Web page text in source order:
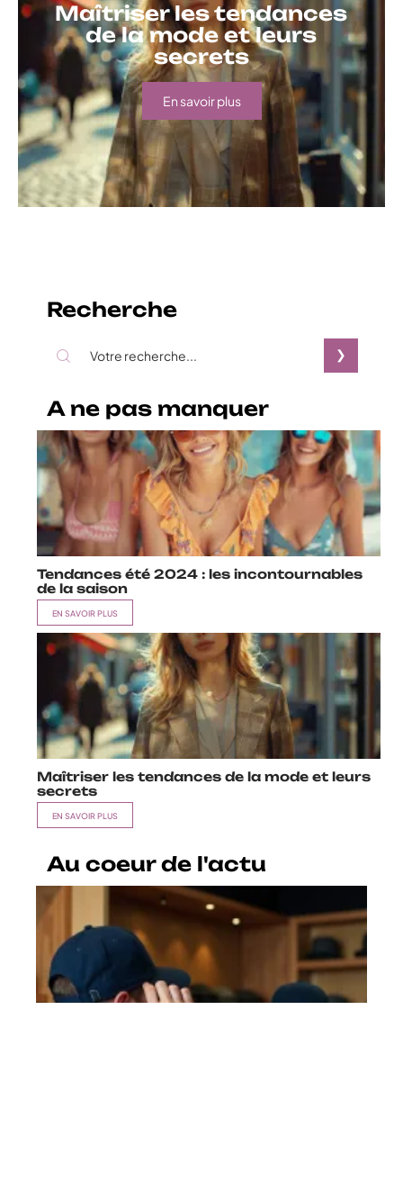
Maîtriser les tendances
de la mode et leurs
secrets
En savoir plus
Recherche
A ne pas manquer
Tendances été 2024 : les incontournables
de la saison
EN SAVOIR PLUS
Maîtriser les tendances de la mode et leurs
secrets
EN SAVOIR PLUS
Au coeur de l'actu